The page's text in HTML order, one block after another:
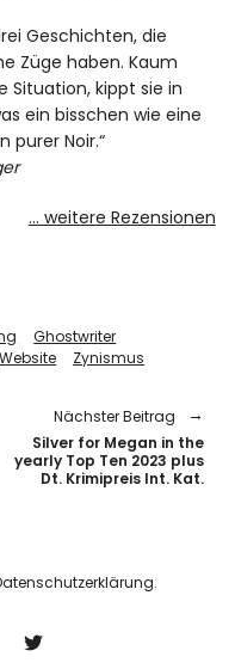
Geschichten, die
Züge haben. Kaum
Situation, kippt sie in
ein bisschen wie eine
purer Noir.“
… weitere Rezensionen
Ghostwriter
Website Zynismus
Nächster Beitrag
Silver for Megan in the
yearly Top Ten 2023 plus
Dt. Krimipreis Int. Kat.